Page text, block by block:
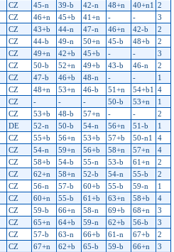
CZ 45-n 39-b 42-n 48+n 40+n1 2
CZ 46+n 45+b 41+n - -
3
CZ 43+b 44-n 47-n 46+n 42-b
2
CZ 44-b 49-n 50+n 45-b 48+b
2
CZ 49+n 42+b 45+b - -
3
CZ 50-b 52+n 49+b 43-b 46-n
2
CZ 47-b 46+b 48-n - -
1
CZ 48+n 53+n 46-b 51+n 54+b1 4
CZ - - - 50-b 53+n
1
CZ 53+b 48-b 57+n - -
2
DE 52-n 50-b 54-n 56+n 51-b
1
CZ 55+b 56+n 53+b 57+b 50-n1
4
CZ 54-n 59+n 56+b 58+n 57+n
4
CZ 58+b 54-b 55-n 53-b 61+n
2
CZ 62+n 58+n 52-b 54-n 55-b
2
CZ 56-n 57-b 60+b 55-b 59-n
1
CZ 60+n 55-b 61+b 63+n 58+b
4
CZ 59-b 66+n 58-n 69+b 68+n
3
CZ 65+n 64+b 59-n 62+b 56-b
3
CZ 57-b 63-n 66+b 61-n 67+b
2
CZ 67+n 62+b 65-b 59-b 66+n
3